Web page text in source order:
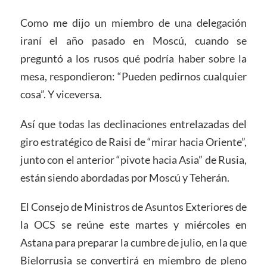
Como me dijo un miembro de una delegación
iraní el año pasado en Moscú, cuando se
preguntó a los rusos qué podría haber sobre la
mesa, respondieron: “Pueden pedirnos cualquier
cosa”. Y viceversa.
Así que todas las declinaciones entrelazadas del
giro estratégico de Raisi de “mirar hacia Oriente”,
junto con el anterior “pivote hacia Asia” de Rusia,
están siendo abordadas por Moscú y Teherán.
El Consejo de Ministros de Asuntos Exteriores de
la OCS se reúne este martes y miércoles en
Astana para preparar la cumbre de julio, en la que
Bielorrusia se convertirá en miembro de pleno